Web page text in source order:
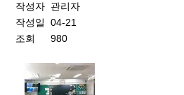
작성자 관리자
작성일
04-21
조회
980